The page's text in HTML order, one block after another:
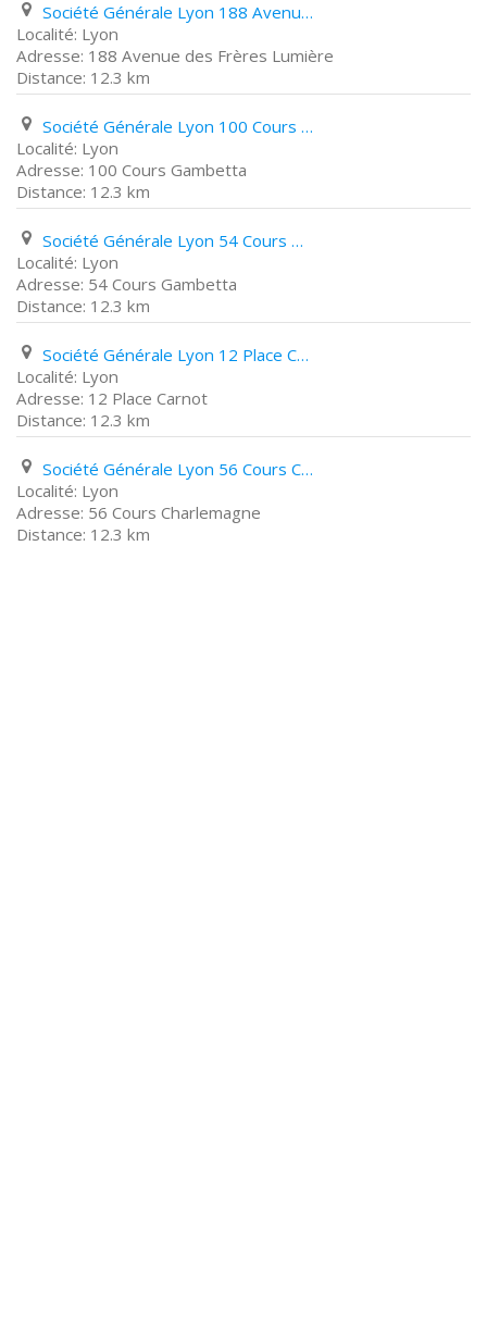
Société Générale Lyon 188 Avenue des Frères Lumière
Lyon
188 Avenue des Frères Lumière
12.3 km
Société Générale Lyon 100 Cours Gambetta
Lyon
100 Cours Gambetta
12.3 km
Société Générale Lyon 54 Cours Gambetta
Lyon
54 Cours Gambetta
12.3 km
Société Générale Lyon 12 Place Carnot
Lyon
12 Place Carnot
12.3 km
Société Générale Lyon 56 Cours Charlemagne
Lyon
56 Cours Charlemagne
12.3 km